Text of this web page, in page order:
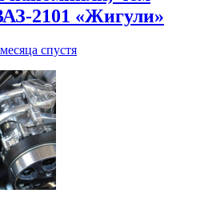
2101 «Жигули»
спустя